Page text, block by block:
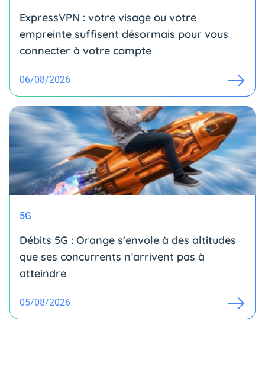
ExpressVPN : votre visage ou votre
empreinte suffisent désormais pour vous
connecter à votre compte
06/08/2026
5G
Débits 5G : Orange s'envole à des altitudes
que ses concurrents n’arrivent pas à
atteindre
05/08/2026